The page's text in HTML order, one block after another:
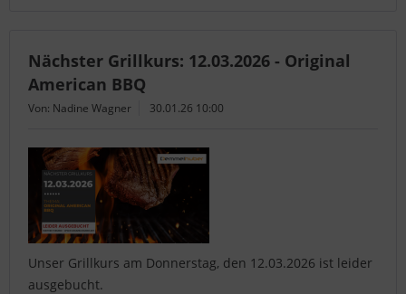
Nächster Grillkurs: 12.03.2026 - Original
American BBQ
Von: Nadine Wagner 30.01.26 10:00
Unser Grillkurs am Donnerstag, den 12.03.2026 ist leider
ausgebucht.